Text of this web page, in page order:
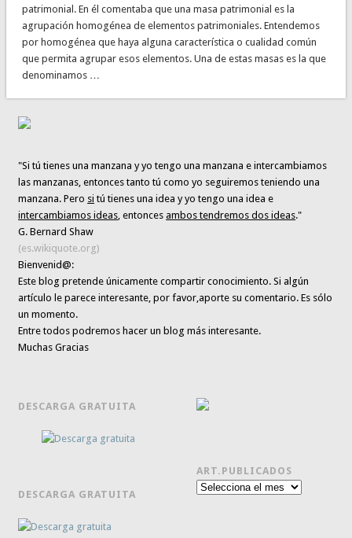
patrimonial. En él comentaba que una masa patrimonial es la
agrupación homogénea de elementos patrimoniales. Entendemos
por homogénea que haya alguna característica o cualidad común
que permita agrupar esos elementos. Una de estas masas es la que
denominamos …
"Si tú tienes una manzana y yo tengo una manzana e intercambiamos
las manzanas, entonces tanto tú como yo seguiremos teniendo una
manzana. Pero si tú tienes una idea y yo tengo una idea e
intercambiamos ideas , entoncesambos tendremos dos ideas."
G. Bernard Shaw
(es.wikiquote.org)
Bienvenid@:
Este blog pretende únicamentecompartir conocimiento. Si algún
artículo le parece interesante,por favor,aporte su comentario. Es sólo
un momento.
Entre todos podremos hacer un blog más interesante.
Muchas Gracias
DESCARGA GRATUITA
DESCARGA GRATUITA
ART.PUBLICADOS
Art.publicados